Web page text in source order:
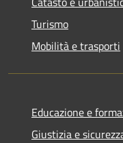
Turismo
Mobilità e trasporti
Educazione e
Giustizia e